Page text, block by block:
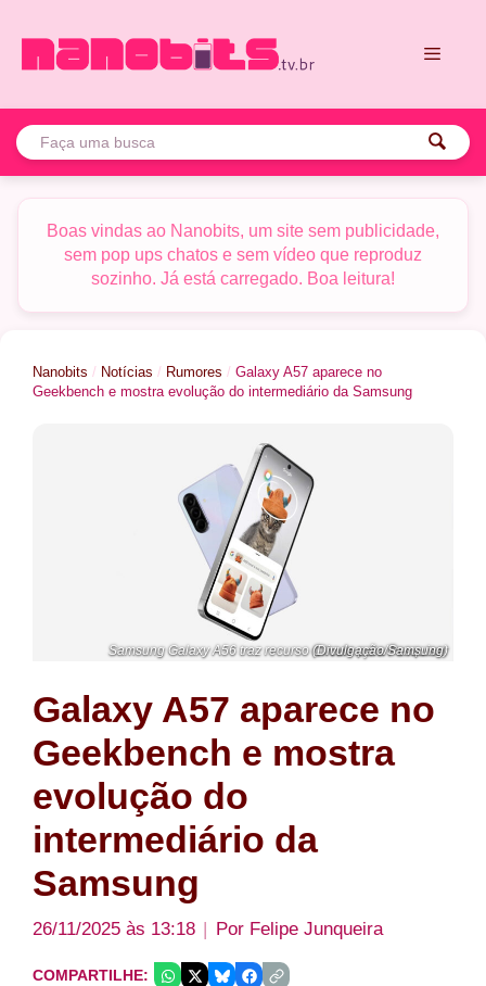
para
Boas vindas ao Nanobits, um site sem publicidade,
sem pop ups chatos e sem vídeo que reproduz
sozinho. Já está carregado. Boa leitura!
Nanobits / Notícias / Rumores / Galaxy A57 aparece no
Geekbench e mostra evolução do intermediário da Samsung
Samsung Galaxy A56 traz recurso Circule para Pesquisar (Divulgação/Samsung)
Galaxy A57 aparece no
Geekbench e mostra
evolução do
intermediário da
Samsung
26/11/2025 às 13:18 Por Felipe Junqueira
COMPARTILHE: